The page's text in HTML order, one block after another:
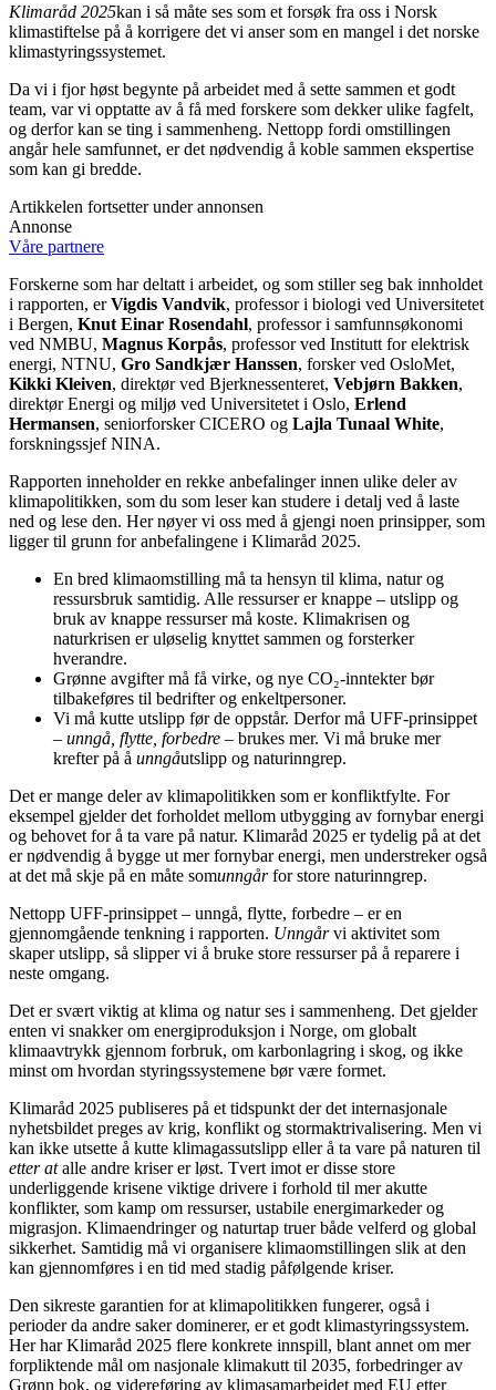
Klimaråd 2025kan i så måte ses som et forsøk fra oss i Norsk
klimastiftelse på å korrigere det vi anser som en mangel i det norske
klimastyringssystemet.
Da vi i fjor høst begynte på arbeidet med å sette sammen et godt
team, var vi opptatte av å få med forskere som dekker ulike fagfelt,
og derfor kan se ting i sammenheng. Nettopp fordi omstillingen
angår hele samfunnet, er det nødvendig å koble sammen ekspertise
som kan gi bredde.
Artikkelen fortsetter under annonsen
Annonse
Våre partnere
Forskerne som har deltatt i arbeidet, og som stiller seg bak innholdet
i rapporten, erVigdis Vandvik, professor i biologi ved Universitetet
i Bergen, Knut Einar Rosendahl, professor i samfunnsøkonomi
ved NMBU, Magnus Korpås, professor ved Institutt for elektrisk
energi, NTNU, Gro Sandkjær Hanssen, forsker ved OsloMet,
Kikki Kleiven, direktør ved Bjerknessenteret, Vebjørn Bakken,
direktør Energi og miljø ved Universitetet i Oslo, Erlend
Hermansen, seniorforsker CICERO og Lajla Tunaal White,
forskningssjef NINA.
Rapporten inneholder en rekke anbefalinger innen ulike deler av
klimapolitikken, som du som leser kan studere i detalj ved å laste
ned og lese den. Her nøyer vi oss med å gjengi noen prinsipper, som
ligger til grunn for anbefalingene i Klimaråd 2025.
En bred klimaomstilling må ta hensyn til klima, natur og
ressursbruk samtidig. Alle ressurser er knappe – utslipp og
bruk av knappe ressurser må koste. Klimakrisen og
naturkrisen er uløselig knyttet sammen og forsterker
hverandre.
Grønne avgifter må få virke, og nye CO₂-inntekter bør
tilbakeføres til bedrifter og enkeltpersoner.
Vi må kutte utslipp før de oppstår. Derfor må UFF-prinsippet
– unngå, flytte, forbedre – brukes mer. Vi må bruke mer
krefter på å unngåutslipp og naturinngrep.
Det er mange deler av klimapolitikken som er konfliktfylte. For
eksempel gjelder det forholdet mellom utbygging av fornybar energi
og behovet for å ta vare på natur. Klimaråd 2025 er tydelig på at det
er nødvendig å bygge ut mer fornybar energi, men understreker også
at det må skje på en måte somunngårfor store naturinngrep.
Nettopp UFF-prinsippet – unngå, flytte, forbedre – er en
gjennomgående tenkning i rapporten. Unngårvi aktivitet som
skaper utslipp, så slipper vi å bruke store ressurser på å reparere i
neste omgang.
Det er svært viktig at klima og natur ses i sammenheng. Det gjelder
enten vi snakker om energiproduksjon i Norge, om globalt
klimaavtrykk gjennom forbruk, om karbonlagring i skog, og ikke
minst om hvordan styringssystemene bør være formet.
Klimaråd 2025 publiseres på et tidspunkt der det internasjonale
nyhetsbildet preges av krig, konflikt og stormaktrivalisering. Men vi
kan ikke utsette å kutte klimagassutslipp eller å ta vare på naturen til
etter atalle andre kriser er løst. Tvert imot er disse store
underliggende krisene viktige drivere i forhold til mer akutte
konflikter, som kamp om ressurser, ustabile energimarkeder og
migrasjon. Klimaendringer og naturtap truer både velferd og global
sikkerhet. Samtidig må vi organisere klimaomstillingen slik at den
kan gjennomføres i en tid med stadig påfølgende kriser.
Den sikreste garantien for at klimapolitikken fungerer, også i
perioder da andre saker dominerer, er et godt klimastyringssystem.
Her har Klimaråd 2025 flere konkrete innspill, blant annet om mer
forpliktende mål om nasjonale klimakutt til 2035, forbedringer av
Grønn bok, og videreføring av klimasamarbeidet med EU etter